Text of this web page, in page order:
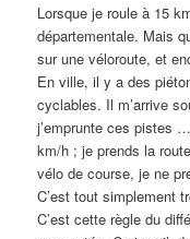
Lorsque je roule à 15
départementale. Mais
sur une véloroute, et
En ville, il y a des
cyclables. Il m’arrive
j’emprunte ces pistes
km/h ; je prends la
vélo de course, je ne
C’est tout simplement
C’est cette règle du